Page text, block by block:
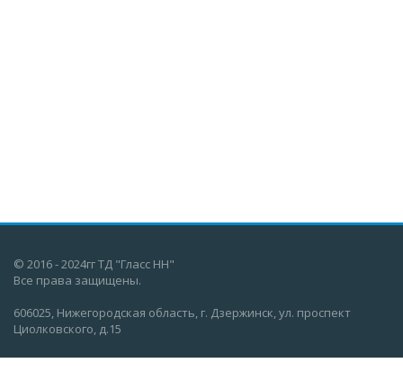
© 2016 - 2024гг ТД "Гласс НН"
Все права защищены.
606025, Нижегородская область, г. Дзержинск, ул. проспект
Циолковского, д.15